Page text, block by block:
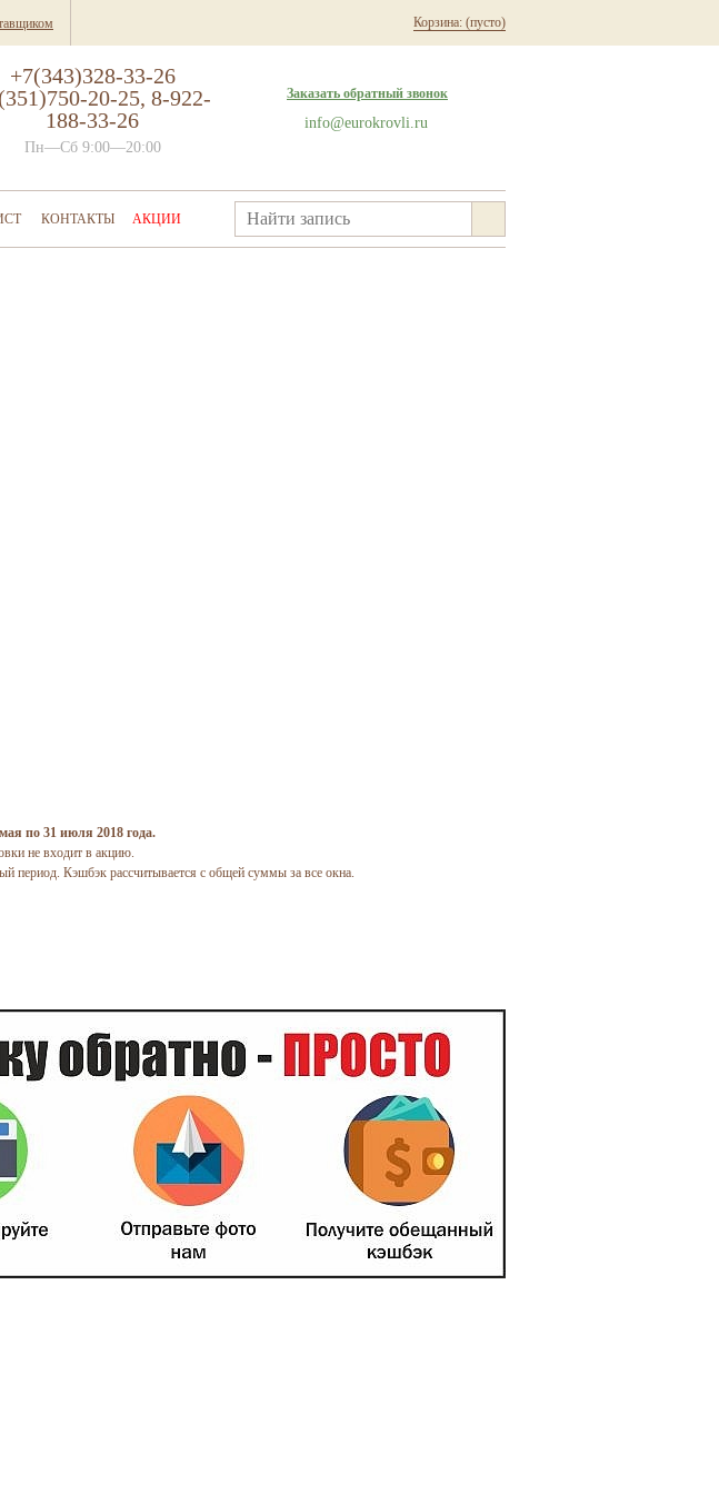
Корзина: (пусто)
+7(343)328-33-26
20-25, 8-922-
188-33-26
Пн—Сб 9:00—20:00
Заказать обратный звонок
info@eurokrovli.ru
КОНТАКТЫ АКЦИИ
по 31 июля 2018 года.
не входит в акцию.
период. Кэшбэк рассчитывается с общей суммы за все окна.